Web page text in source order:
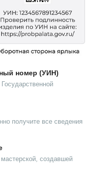
номер (УИН)
получите все сведения
создавшей